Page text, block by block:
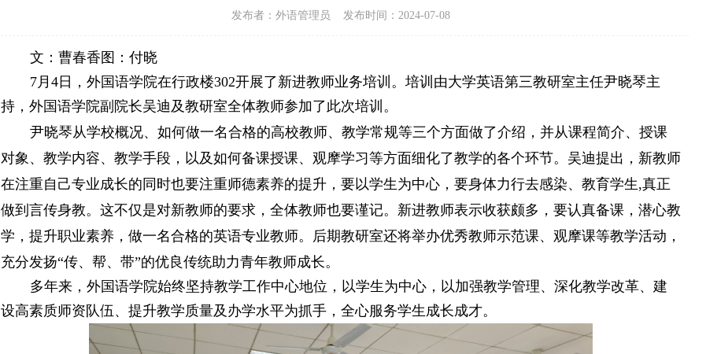
发布者：外语管理员 发布时间：2024-07-08
文：曹春香 图：付晓
7月4日，外国语学院在行政楼302开展了新进教师业务培训。培训由大学英语第三教研室主任尹晓琴主
持，外国语学院副院长吴迪及教研室全体教师参加了此次培训。
尹晓琴从学校概况、如何做一名合格的高校教师、教学常规等三个方面做了介绍，并从课程简介、授课
对象、教学内容、教学手段，以及如何备课授课、观摩学习等方面细化了教学的各个环节。吴迪提出，新教师
在注重自己专业成长的同时也要注重师德素养的提升，要以学生为中心，要身体力行去感染、教育学生,真正
做到言传身教。这不仅是对新教师的要求，全体教师也要谨记。新进教师表示收获颇多，要认真备课，潜心教
学，提升职业素养，做一名合格的英语专业教师。后期教研室还将举办优秀教师示范课、观摩课等教学活动，
充分发扬“传、帮、带”的优良传统助力青年教师成长。
多年来，外国语学院始终坚持教学工作中心地位，以学生为中心，以加强教学管理、深化教学改革、建
设高素质师资队伍、提升教学质量及办学水平为抓手，全心服务学生成长成才。